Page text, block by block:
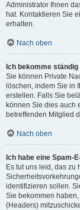
Administrator Ihnen
hat. Kontaktieren Sie
erhalten.
Nach oben
Ich bekomme
Sie können Private
löschen, indem Sie in
erstellen. Falls Sie
können Sie dies auch
betreffenden Mitglied
Nach oben
Ich habe eine Spam-
Es tut uns leid, das zu
identifizieren sollen.
Sie bekommen
(Headers)